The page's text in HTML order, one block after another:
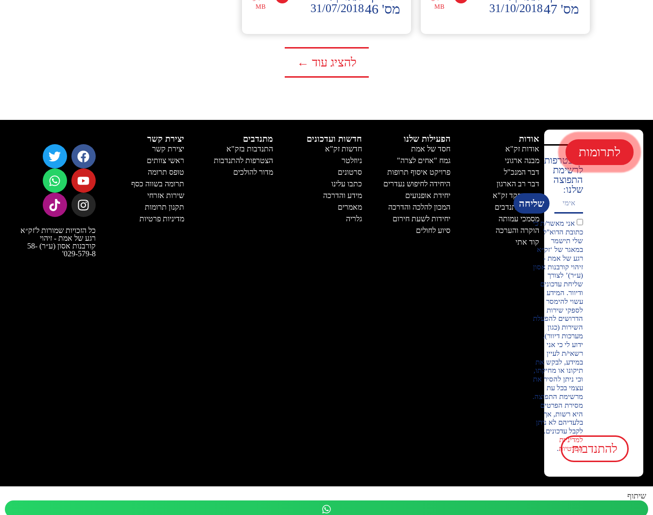
מס' 47
31/10/2018
MB
מס' 46
31/07/2018
MB
להציג עוד ←
אודות
אודות זק"א
מבנה ארגוני
דבר המנכ"ל
דבר רב הארגון
דבר מפקד זק"א
בסיסי מתנדבים
מסמכי עמותה
הוקרה והערכה
קוד אתי
הפעילות שלנו
חסד של אמת
גמח "אחים לצרה"
פרויקט איסוף תרופות
היחידה לחיפוש נעדרים
יחידת אופנועים
המכון להלכה והדרכה
יחידות לשעת חירום
סיוע לחולים
חדשות ועדכונים
חדשות זק"א
ניוזלטר
סרטונים
כתבו עלינו
מידע והדרכה
מאמרים
גלריה
מתנדבים
התנדבות בזק"א
הצטרפות להתנדבות
מדור להולכים
יצירת קשר
יצירת קשר
ראשי צוותים
טופס תרומה
תרומה בשווה כסף
שירות אזרחי
תקנון תרומות
מדיניות פרטיות
לתרומות
להתנדבות
להצטרפות
לרשימת
התפוצה
שלנו:
אני מאשר/ת כי
כתובת הדוא"ל
שלי תישמר
במאגר של ‘זק״א
רגע של אמת -
זיהוי קורבנות אסון
(ע״ר)’ לצורך
שליחת עדכונים
ודיוור. המידע
עשוי להימסר
לספקי שירות
הדרושים להפעלת
השירות (כגון
מערכות דיוור).
ידוע לי כי אני
רשאי/ת לעיין
במידע, לבקש את
תיקונו או מחיקתו,
וכי ניתן להסיר את
עצמי בכל עת
מרשימת התפוצה.
מסירת הפרטים
היא רשות, אך
בלעדיהם לא ניתן
לקבל עדכונים.
למדיניות
הפרטיות.
שליחה
כל הזכויות שמורות ל'זק״א
רגע של אמת - זיהוי
קורבנות אסון (ע״ר) 58-
029-579-8'
שיתוף